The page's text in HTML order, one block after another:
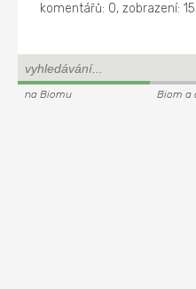
komentářů: 0, zobrazení:
na Biomu Biom a